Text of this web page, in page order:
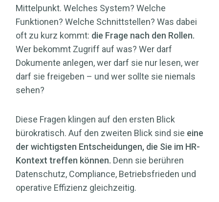
Mittelpunkt. Welches System? Welche
Funktionen? Welche Schnittstellen? Was dabei
oft zu kurz kommt: die Frage nach den Rollen.
Wer bekommt Zugriff auf was? Wer darf
Dokumente anlegen, wer darf sie nur lesen, wer
darf sie freigeben – und wer sollte sie niemals
sehen?
Diese Fragen klingen auf den ersten Blick
bürokratisch. Auf den zweiten Blick sind sie eine
der wichtigsten Entscheidungen, die Sie im HR-
Kontext treffen können. Denn sie berühren
Datenschutz, Compliance, Betriebsfrieden und
operative Effizienz gleichzeitig.